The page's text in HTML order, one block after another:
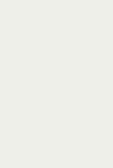
Ini: Panduan untuk